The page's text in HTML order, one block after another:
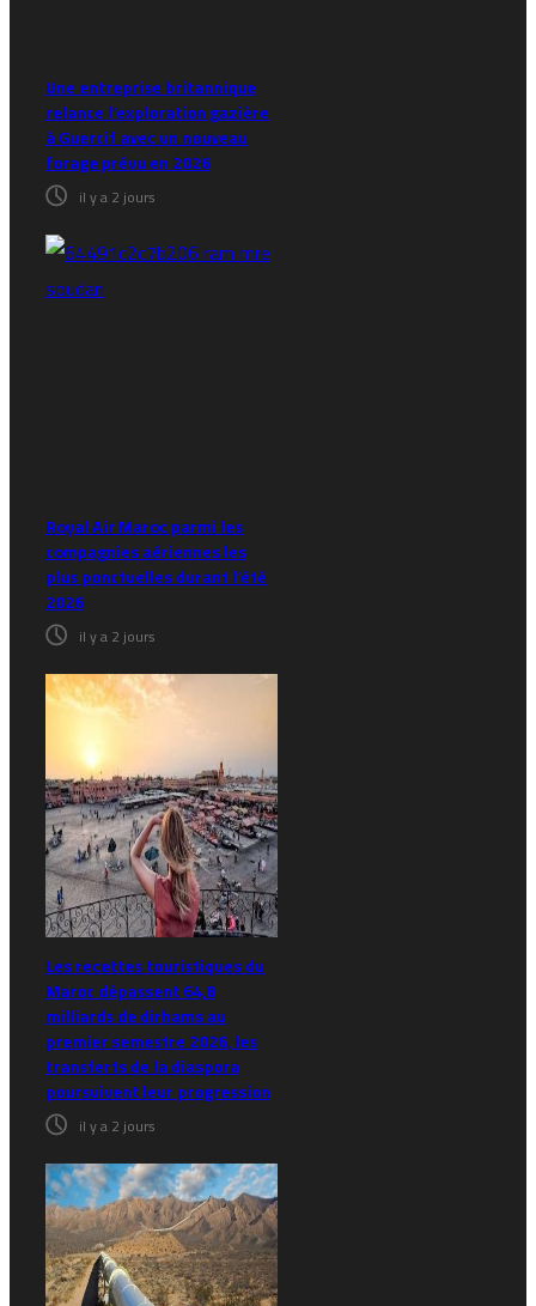
Une entreprise britannique
relance l’exploration gazière
à Guercif avec un nouveau
forage prévu en 2026
il y a 2 jours
Royal Air Maroc parmi les
compagnies aériennes les
plus ponctuelles durant l’été
2026
il y a 2 jours
Les recettes touristiques du
Maroc dépassent 64,8
milliards de dirhams au
premier semestre 2026, les
transferts de la diaspora
poursuivent leur progression
il y a 2 jours